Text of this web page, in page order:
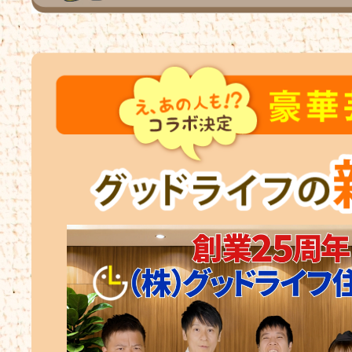
す。
2026.06.25
高槻市津之江北町K様邸が完成しまし
た ブログをUPしておりますので、ぜ
ひご覧くださいませ！
茨木市南安威1丁目O様邸が完成しまし
た ブログをUPしておりますので、ぜ
2026.06.18
茨木市中村町N様邸が完成しました
覧くださいませ！
2026.06.12
高槻市柱本６丁目モデルハウスが上棟
しました ブログをUPしておりますの
で、ぜひご覧くださいませ！
2026.06.04